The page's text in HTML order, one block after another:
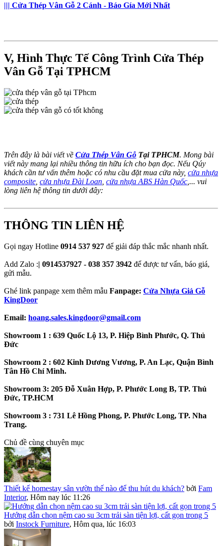
||| Cửa Thép Vân Gỗ 2 Cánh - Báo Gía Mới Nhất
V, Hình Thực Tế Công Trình Cửa Thép
Vân Gỗ Tại TPHCM​
Trên đây là bài viết về Cửa Thép Vân Gỗ Tại TPHCM. Mong bài
viết này mang lại nhiều thông tin hữu ích cho bạn đọc. Nếu Qúy
khách cần tư vấn thêm hoặc có nhu cầu đặt mua cửa này, cửa nhựa
composite cửa nhựa Đài Loan cửa nhựa ABS Hàn Quốc ,... vui
lòng liên hệ thông tin dưới đây:
THÔNG TIN LIÊN HỆ​
Gọi ngay Hotline 0914 537 927 để giải đáp thắc mắc nhanh nhất.
Add Zalo :| 0914537927 - 038 357 3942 để được tư vấn, báo giá,
gửi mẫu.
Ghé link panpage xem thêm mẫu Fanpage: Cửa Nhựa Giả Gỗ
KingDoor
Email: hoang.sales.kingdoor@gmail.com
Showroom 1 : 639 Quốc Lộ 13, P. Hiệp Bình Phước, Q. Thủ
Đức
Showroom 2 : 602 Kinh Dương Vương, P. An Lạc, Quận Bình
Tân Hồ Chí Minh.
Showroom 3: 205 Đỗ Xuân Hợp, P. Phước Long B, TP. Thủ
Đức, TP.HCM
Showroom 3 : 731 Lê Hồng Phong, P. Phước Long, TP. Nha
Trang.
Chủ đề cùng chuyên mục
Thiết kế homestay sân vườn thế nào để thu hút du khách? bởi Fam
Interior, Hôm nay lúc 11:26
Hướng dẫn chọn nệm cao su 3cm trải sàn tiện lợi, cất gọn trong 5
bởi Instock Furniture, Hôm qua, lúc 16:03